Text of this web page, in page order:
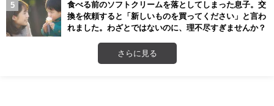
食べる前のソフトクリームを落としてしまった息子。交
換を依頼すると「新しいものを買ってください」と言わ
れました。わざとではないのに、理不尽すぎませんか？
さらに見る